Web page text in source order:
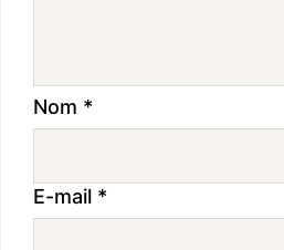
Nom *
E-mail *